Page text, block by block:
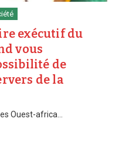
exécutif du
vous
de
de la
Ouest-africa...